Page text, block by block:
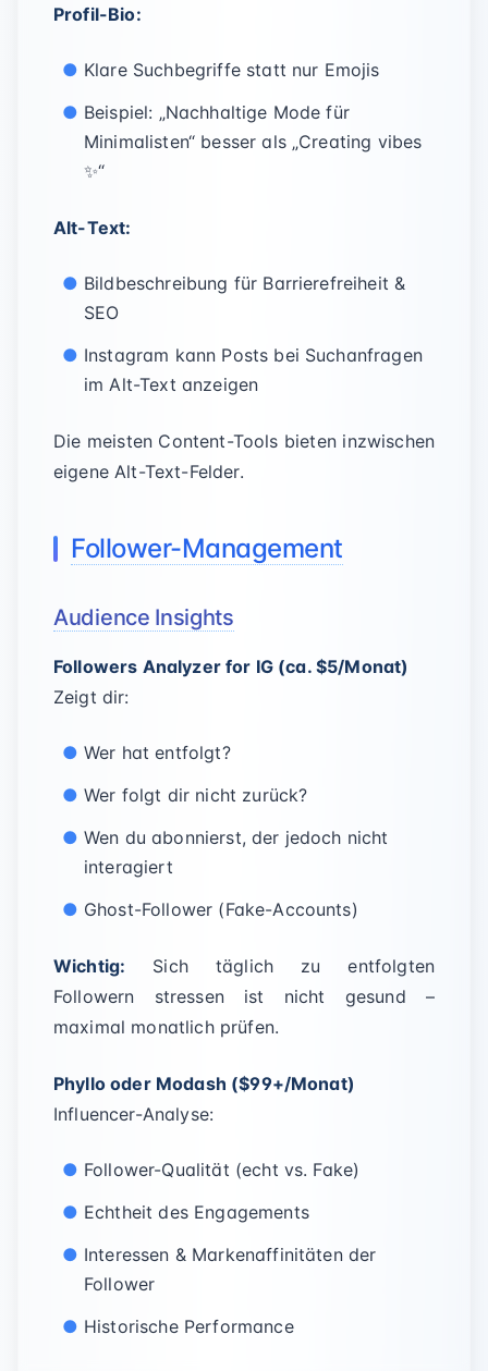
Profil-Bio:
Klare Suchbegriffe statt nur Emojis
Beispiel: „Nachhaltige Mode für
Minimalisten“ besser als „Creating vibes
✨“
Alt-Text:
Bildbeschreibung für Barrierefreiheit &
SEO
Instagram kann Posts bei Suchanfragen
im Alt-Text anzeigen
Die meisten Content-Tools bieten inzwischen
eigene Alt-Text-Felder.
Follower-Management
Audience Insights
Followers Analyzer for IG (ca. $5/Monat)
Zeigt dir:
Wer hat entfolgt?
Wer folgt dir nicht zurück?
Wen du abonnierst, der jedoch nicht
interagiert
Ghost-Follower (Fake-Accounts)
Wichtig: Sich täglich zu entfolgten
Followern stressen ist nicht gesund –
maximal monatlich prüfen.
Phyllo oder Modash ($99+/Monat)
Influencer-Analyse:
Follower-Qualität (echt vs. Fake)
Echtheit des Engagements
Interessen & Markenaffinitäten der
Follower
Historische Performance